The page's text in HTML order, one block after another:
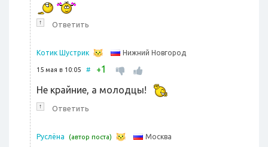
↑ Ответить
Котик Шустрик Нижний Новгород
15 мая в 10:05 # +1
Не крайние, а молодцы!
↑ Ответить
Руслёна (автор поста) Москва